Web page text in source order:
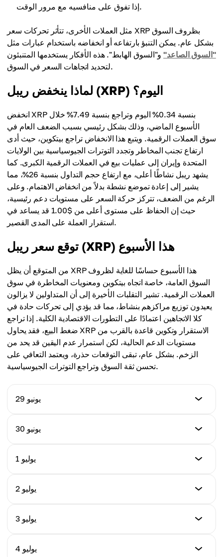
إذا تفوق على منافسيه مع مرور الوقت.
مثل العملات الأخرى، تتأثر تحركات سعر XRP بظروف السوق
بشكل عام. يمكن التنبؤ بارتفاعه أو انخفاضه باستخدام عبارات مثل
"السوق الصاعد"و"السوق الهابط". هذه الأفكار يستخدمها المتنبئون
لتحديد اتجاهات السعر في السوق.
لماذا ينخفض ريبل (XRP) اليوم؟
انخفض XRP بنسبة 0.34% اليوم وتراجع بنسبة 7.49% خلال
الأسبوع الماضي، وذلك بشكل رئيسي بسبب الضعف العام في
سوق العملات الرقمية. ويتبع هذا الانخفاض تراجع بيتكوين، حيث أدى
ارتفاع تجنب المخاطر وتجدد التوترات الجيوسياسية بين الولايات
المتحدة وإيران إلى عمليات بيع في العملات الرقمية الكبرى. كما
يشهد ريبل نشاطًا أعلى، مع ارتفاع حجم التداول بنسبة 26%، مما
يشير إلى إعادة تموضع نشطة بدلاً من انخفاض الاهتمام. وعلى
الرغم من الضعف، تتركز حركة السعر على مستويات دعم رئيسية،
حيث إن الحفاظ على مستوى أعلى من $1.00 قد يساعد في
استقرار العملة على المدى القصير.
توقع سعر ريبل (XRP) هذا الأسبوع
من المتوقع أن يظل XRP هذا الأسبوع حساسًا للغاية لظروف
السوق العامة، خاصة اتجاه بيتكوين ومعنويات المخاطرة في سوق
العملات الرقمية. تشير التقلبات الأخيرة إلى أن المتداولين لا يزالون
يعيدون توزيع مراكزهم بنشاط، مما قد يؤدي إلى تحركات حادة في
كلا الاتجاهين اعتمادًا على التطورات الاقتصادية الكلية. إذا تراجع
ضغط البيع، فقد يحاول XRP الاستقرار وتكوين قاعدة بالقرب من
مستويات الدعم الحالية، لكن استمرار عدم اليقين قد يحد من
الزخم. بشكل عام، تبقى التوقعات حذرة، ويعتمد التعافي على
تحسن ثقة السوق وتراجع التوترات الجيوسياسية.
29 يونيو
Price (USD)
$1.04
Daily % Change
30 يونيو
Price (USD)
$1.03
Daily % Change
1 يوليو
Price (USD)
$1.05
Daily % Change
2 يوليو
Price (USD)
$1.04
Daily % Change
3 يوليو
Price (USD)
4 يوليو